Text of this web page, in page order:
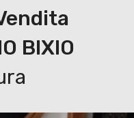
BIXIO